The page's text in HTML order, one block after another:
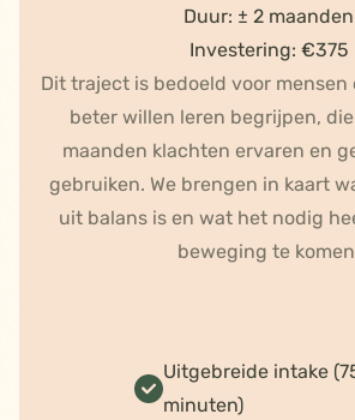
Duur: ± 2 maanden
Investering: €375
Dit traject is bedoeld voor mensen
beter willen leren begrijpen,
maanden klachten ervaren en
gebruiken. We brengen in kaart
uit balans is en wat het nodig
beweging te
Uitgebreide intake
minuten)